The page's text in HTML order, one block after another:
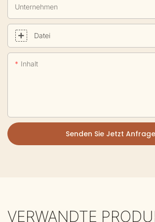
Unternehmen
Datei
Inhalt
Senden Sie Jetzt Anfrage
VERWANDTE